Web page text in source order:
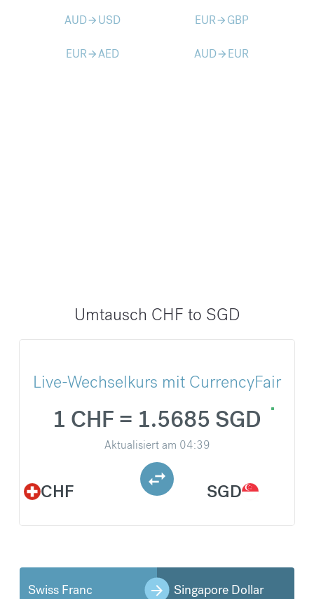
AUDarrow_forward USD EURarrow_forward GBP
EURarrow_forwardAED AUDarrow_forward EUR
Umtausch CHF to SGD
Live-Wechselkurs mit CurrencyFair
CHF
1 CHF = 1.5685 SGD
Aktualisiert am 04:39
SGD
Swiss Franc Singapore Dollar